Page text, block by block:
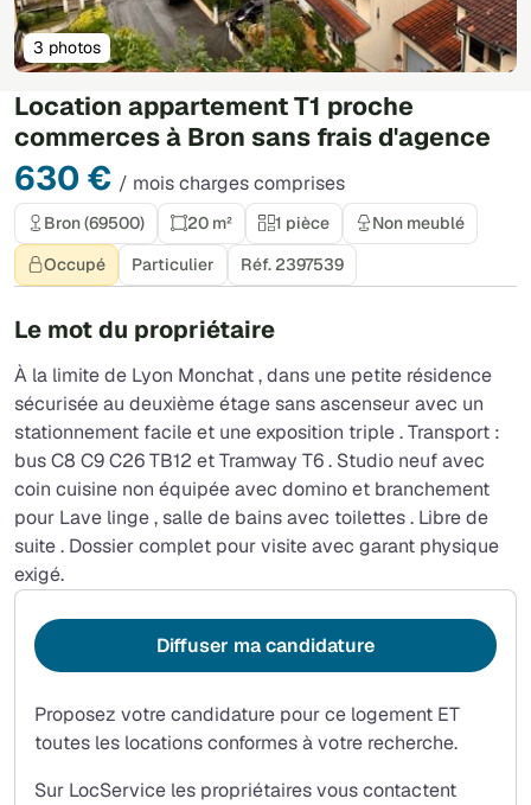
Location appartement T1 proche
commerces à Bron sans frais d'agence
630 € / mois charges comprises
3 photos
Bron (69500) 20 m² 1 pièce
Non meublé
Occupé
Particulier Réf. 2397539
Le mot du propriétaire
À la limite de Lyon Monchat , dans une petite résidence
sécurisée au deuxième étage sans ascenseur avec un
stationnement facile et une exposition triple . Transport :
bus C8 C9 C26 TB12 et Tramway T6 . Studio neuf avec
coin cuisine non équipée avec domino et branchement
pour Lave linge , salle de bains avec toilettes . Libre de
suite . Dossier complet pour visite avec garant physique
exigé.
Proposez votre candidature pour ce logement ET
toutes les locations conformes à votre recherche.
Sur LocService les propriétaires vous contactent
Diffuser ma candidature